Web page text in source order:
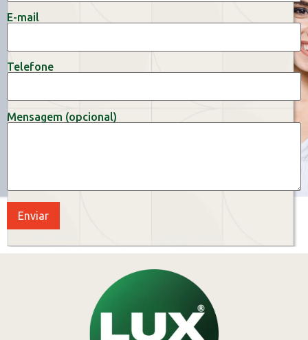
E-mail
Telefone
Mensagem (opcional)